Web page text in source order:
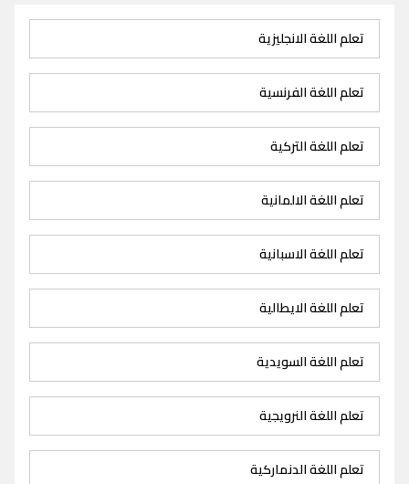
تعلم اللغة الانجليزية
تعلم اللغة الفرنسية
تعلم اللغة التركية
تعلم اللغة الالمانية
تعلم اللغة الاسبانية
تعلم اللغة الايطالية
تعلم اللغة السويدية
تعلم اللغة النرويجية
تعلم اللغة الدنماركية